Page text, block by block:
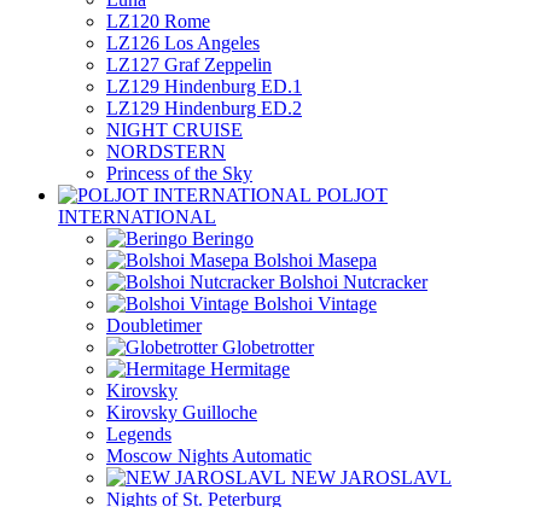
LZ120 Rome
LZ126 Los Angeles
LZ127 Graf Zeppelin
LZ129 Hindenburg ED.1
LZ129 Hindenburg ED.2
NIGHT CRUISE
NORDSTERN
Princess of the Sky
POLJOT
INTERNATIONAL
Beringo
Bolshoi Masepa
Bolshoi Nutcracker
Bolshoi Vintage
Doubletimer
Globetrotter
Hermitage
Kirovsky
Kirovsky Guilloche
Legends
Moscow Nights Automatic
NEW JAROSLAVL
Nights of St. Peterburg